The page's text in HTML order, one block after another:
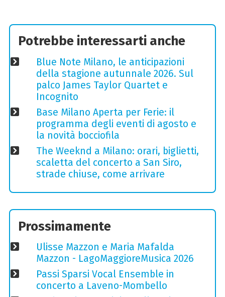
Potrebbe interessarti anche
Blue Note Milano, le anticipazioni
della stagione autunnale 2026. Sul
palco James Taylor Quartet e
Incognito
Base Milano Aperta per Ferie: il
programma degli eventi di agosto e
la novità bocciofila
The Weeknd a Milano: orari, biglietti,
scaletta del concerto a San Siro,
strade chiuse, come arrivare
Prossimamente
Ulisse Mazzon e Maria Mafalda
Mazzon - LagoMaggioreMusica 2026
Passi Sparsi Vocal Ensemble in
concerto a Laveno-Mombello